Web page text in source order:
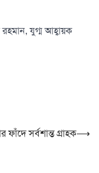
রহমান, যুগ্ম আহ্বায়ক
ফাঁদে সর্বশান্ত গ্রাহক⟶